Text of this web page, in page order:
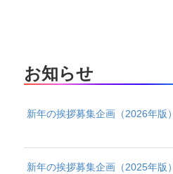
お知らせ
新年の挨拶募集企画（2026年版）
新年の挨拶募集企画（2025年版）